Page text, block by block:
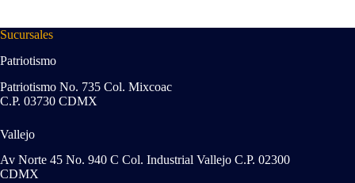
Sucursales
Patriotismo
Patriotismo No. 735 Col. Mixcoac
C.P. 03730 CDMX
Vallejo
Av Norte 45 No. 940 C Col. Industrial Vallejo C.P. 02300
CDMX